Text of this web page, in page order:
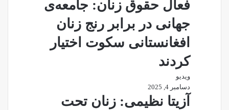
فعال حقوق زنان: جامعه‌ی
جهانی در برابر رنج زنان
افغانستانی سکوت اختیار
کردند
ویدیو
دسامبر 4, 2025
آزیتا نظیمی: زنان تحت